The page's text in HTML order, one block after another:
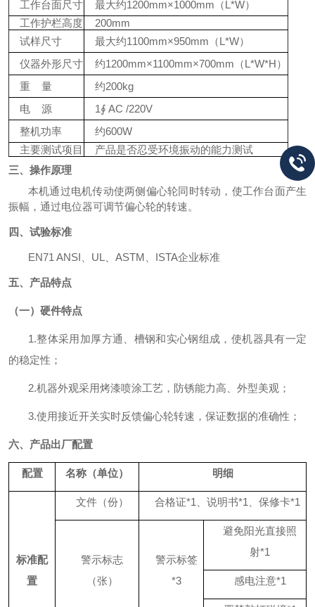
工作台面尺寸 最大约1200mm×1000mm（L*W）
工作护栏高度
200mm
试样尺寸
最大约1100mm×950mm（L*W）
仪器外形尺寸
约1200mm×1100mm×700mm（L*W*H）
重
量 约200kg
电
源 1∮ AC /220V
整机功率
约600W
主要测试项目
产品是否忍受环境振动的能力测试
三、操作原理
本机通过电机传动使两侧偏心轮同时转动，使工作台面产生
振幅，通过电位器可调节偏心轮的转速。
四、 试验标准
EN71 ANSI、UL、ASTM、ISTA企业标准
五、 产品特点
（一） 硬件特点
1.整体采用加厚方通、槽钢和实心钢组成，使机器具有一定
的稳定性；
2.机器外观采用烤漆喷涂工艺，防锈能力高、外型美观；
3.使用接近开关实时反馈偏心轮转速 ， 保证数据的准确性；
六、 产品出厂配置
配置 名称（单位） 明细
标准配
置
文件（份） 合格证*1、说明书*1、保修卡*1
警示标志
（张）
警示标签
*3
避免阳光直接照
射*1
感电注意*1